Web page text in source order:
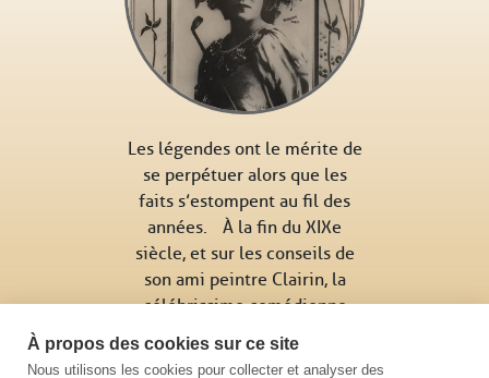
Les légendes ont le mérite de
se perpétuer alors que les
faits s’estompent au fil des
années. À la fin du XIXe
siècle, et sur les conseils de
son ami peintre Clairin, la
célébrissime comédienne
À propos des cookies sur ce site
Nous utilisons les cookies pour collecter et analyser des